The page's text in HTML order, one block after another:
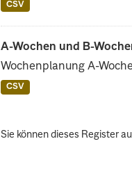
CSV
A-Wochen und B-
Wochenplanung A-
CSV
Sie können dieses Register